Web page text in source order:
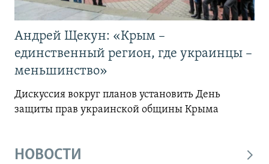
Андрей Щекун: «Крым –
единственный регион, где украинцы –
меньшинство»
Дискуссия вокруг планов установить День
защиты прав украинской общины Крыма
НОВОСТИ